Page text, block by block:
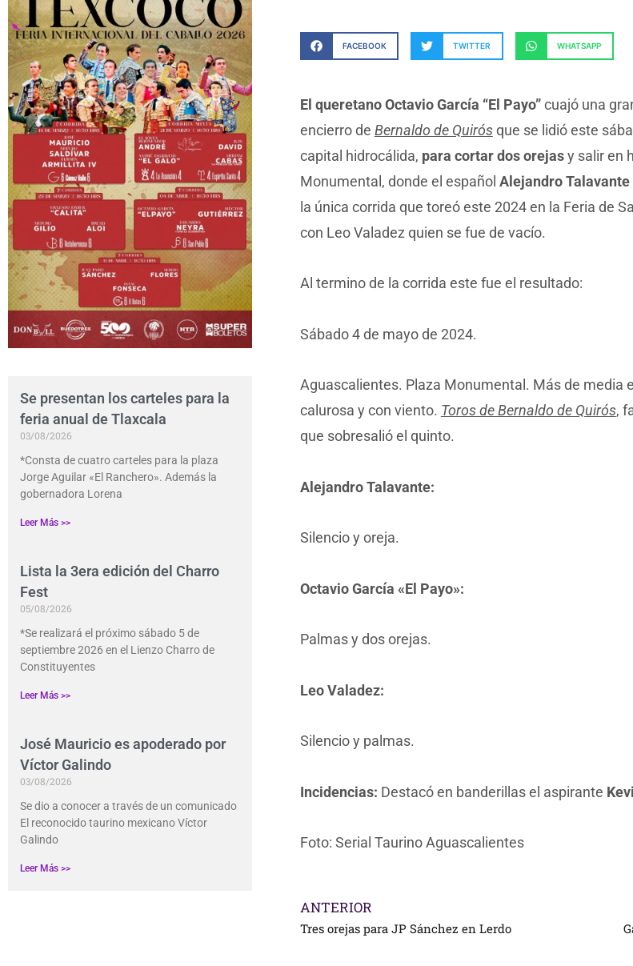
Se presentan los carteles para la
feria anual de Tlaxcala
03/08/2026
*Consta de cuatro carteles para la plaza
Jorge Aguilar «El Ranchero». Además la
gobernadora Lorena
Leer Más >>
Lista la 3era edición del Charro
Fest
05/08/2026
*Se realizará el próximo sábado 5 de
septiembre 2026 en el Lienzo Charro de
Constituyentes
Leer Más >>
José Mauricio es apoderado por
Víctor Galindo
03/08/2026
Se dio a conocer a través de un comunicado
El reconocido taurino mexicano Víctor
Galindo
Leer Más >>
FACEBOOK TWITTER WHATSAPP
El queretano Octavio García “El Payo”cuajó una
encierro de Bernaldo de Quirósque se lidió este
capital hidrocálida, para cortar dos orejasy salir en
Monumental, donde el español Alejandro
la única corrida que toreó este 2024 en la Feria de
con Leo Valadez quien se fue de vacío.
Al termino de la corrida este fue el resultado:
Sábado 4 de mayo de 2024.
Aguascalientes. Plaza Monumental. Más de media
calurosa y con viento. Toros de Bernaldo de Quirós,
que sobresalió el quinto.
Alejandro Talavante:
Silencio y oreja.
Octavio García «El Payo»:
Palmas y dos orejas.
Leo Valadez:
Silencio y palmas.
Incidencias: Destacó en banderillas el aspirante
Foto: Serial Taurino Aguascalientes
ANTERIOR
Tres orejas para JP Sánchez en Lerdo